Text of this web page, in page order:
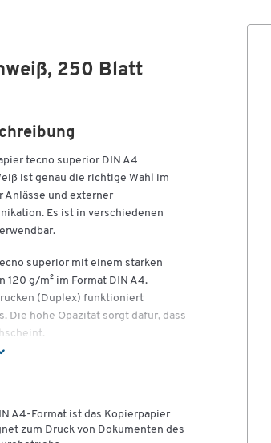
250 Blatt
tecno superior DIN A4
ist genau die richtige Wahl im
Anlässe und externer
Es ist in verschiedenen
superior mit einem starken
120 g/m² im Format DIN A4.
(Duplex) funktioniert
Die hohe Opazität sorgt dafür, dass
und hochweißen Papier
Plus an reichhaltigen Farben, sattem
Trocknung: Das Qualitätsmerkmal
A4-Format ist das Kopierpapier
zum Druck von Dokumenten des